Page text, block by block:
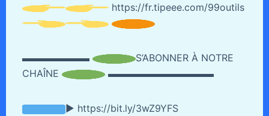
https://fr.tipeee.com/99outils
▬▬▬▬▬▬▬
S’ABONNER À NOTRE
CHAÎNE
▬▬▬▬▬▬▬▬▬▬▬
► https://bit.ly/3wZ9YFS